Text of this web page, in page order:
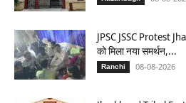
JPSC JSSC Protest
को मिला नया समर्थन,...
Ranchi 08-08-2026